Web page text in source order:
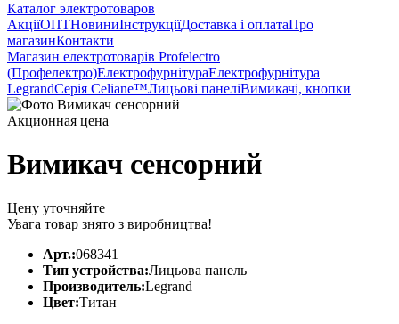
Каталог электротоваров
АкціїОПТНовиниІнструкціїДоставка і оплатаПро
магазинКонтакти
Магазин електротоварів Profelectro
(Профелектро)ЕлектрофурнітураЕлектрофурнітура
LegrandСерія Celiane™Лицьові панеліВимикачі, кнопки
Акционная цена
Вимикач сенсорний
Цену уточняйте
Увага товар знято з виробництва!
Арт.:068341
Тип устройства:Лицьова панель
Производитель:Legrand
Цвет:Титан